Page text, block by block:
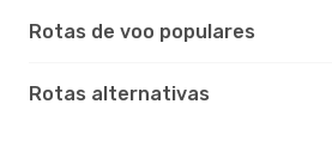
Rotas de voo populares
Rotas alternativas